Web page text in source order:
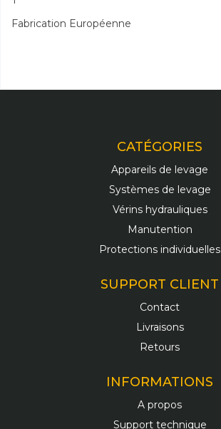
Fabrication Européenne
CATÉGORIES
Appareils de levage
Systèmes de levage
Vérins hydrauliques
Manutention
Protections individuelles
SUPPORT CLIENT
Contact
Livraisons
Retours
INFORMATIONS
A propos
Support technique